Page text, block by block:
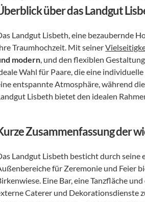
über das Landgut
Landgut Lisbeth, eine bezaubernde
Traumhochzeit. Mit seiner
modern, und den flexiblen
Wahl für Paare, die eine
entspannte Atmosphäre, während
Lisbeth bietet den idealen
Zusammenfassung der
Landgut Lisbeth besticht durch seine
für Zeremonie und Feier
Eine Bar, eine Tanzfläche
Caterer und Dekorationsdienste